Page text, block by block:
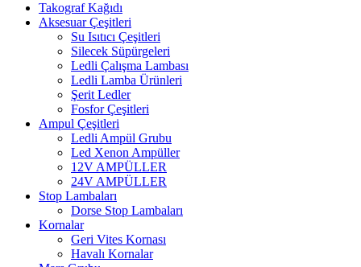
Takograf Kağıdı
Aksesuar Çeşitleri
Su Isıtıcı Çeşitleri
Silecek Süpürgeleri
Ledli Çalışma Lambası
Ledli Lamba Ürünleri
Şerit Ledler
Fosfor Çeşitleri
Ampul Çeşitleri
Ledli Ampül Grubu
Led Xenon Ampüller
12V AMPÜLLER
24V AMPÜLLER
Stop Lambaları
Dorse Stop Lambaları
Kornalar
Geri Vites Kornası
Havalı Kornalar